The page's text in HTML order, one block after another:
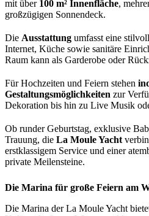
mit über 100 m² Innenfläche,
großzügigen Sonnendeck.
Die Ausstattung umfasst eine
Internet, Küche sowie sanitäre
Raum kann als Garderobe oder
Für Hochzeiten und Feiern stehen
Gestaltungsmöglichkeiten zur
Dekoration bis hin zu Live Musik
Ob runder Geburtstag, exklusive
Trauung, die La Moule Yacht
erstklassigem Service und einer
private Meilensteine.
Die Marina für große Feiern am
Die Marina der La Moule Yacht